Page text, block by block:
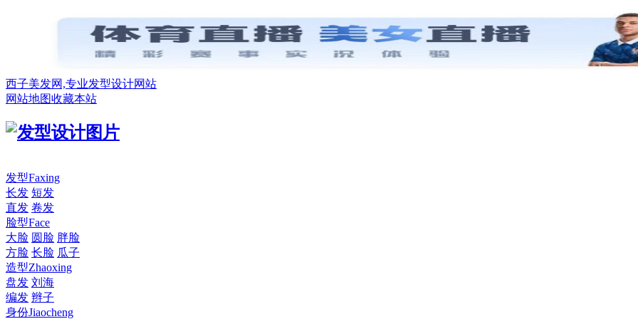
西子美发网,专业发型设计网站
网站地图收藏本站
发型Faxing
长发 短发
直发 卷发
脸型Face
大脸 圆脸 胖脸
方脸 长脸 瓜子
造型Zhaoxing
盘发 刘海
编发 辫子
身份Jiaocheng